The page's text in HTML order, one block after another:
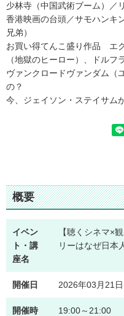
少林寺（中国武術ブーム）／
香港映画の台頭／サモハンキ
兄弟）
お買い得てんこ盛り作品 エ
（地獄のヒーロー）、ドルフ
ヴァンクロードヴァンダム（
の？
今、ジェイソン・ステイサム
概要
イベン
ト・講
座名
【聴くシネマ×
リーはなぜ日本
開催日 2026年03月21日
開催時
19:00～21:00